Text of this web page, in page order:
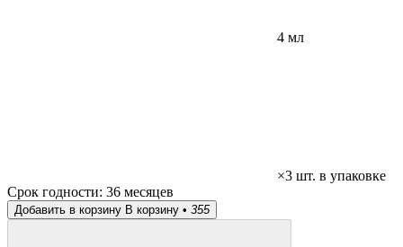
4 мл
×3 шт. в упаковке
Срок годности: 36 месяцев
Добавить в корзину В корзину • 355